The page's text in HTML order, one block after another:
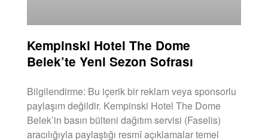
Kempinski Hotel The Dome
Belek’te Yeni Sezon Sofrası
Bilgilendirme: Bu içerik bir reklam veya sponsorlu
paylaşım değildir. Kempinski Hotel The Dome
Belek’in basın bülteni dağıtım servisi (Faselis)
aracılığıyla paylaştığı resmî açıklamalar temel